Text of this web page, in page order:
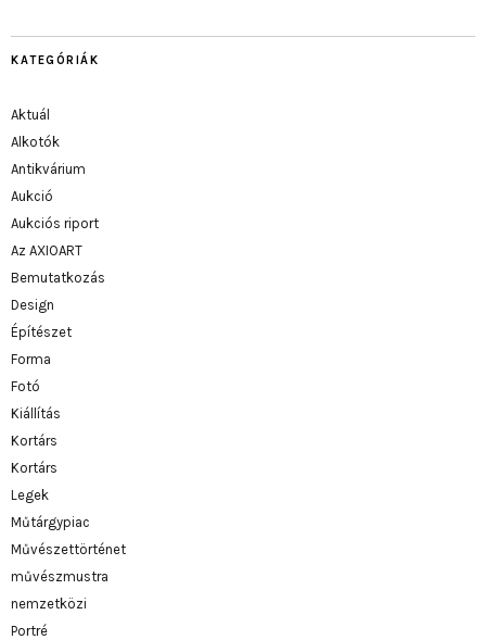
KATEGÓRIÁK
Aktuál
Alkotók
Antikvárium
Aukció
Aukciós riport
Az AXIOART
Bemutatkozás
Design
Építészet
Forma
Fotó
Kiállítás
Kortárs
Kortárs
Legek
Műtárgypiac
Művészettörténet
művészmustra
nemzetközi
Portré